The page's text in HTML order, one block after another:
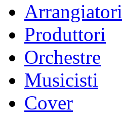
Arrangiatori
Produttori
Orchestre
Musicisti
Cover